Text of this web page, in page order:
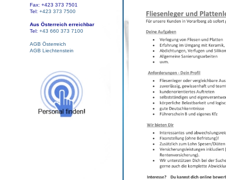
Fax: +423 373 7501
Tel: +423 373 7500
Aus Österreich erreichbar
Tel: +43 660 373 7100
AGB Österreich
AGB Liechtenstein